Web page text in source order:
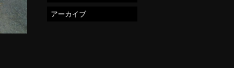
アーカイブ